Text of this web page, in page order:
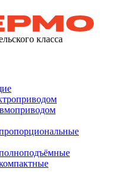
класса